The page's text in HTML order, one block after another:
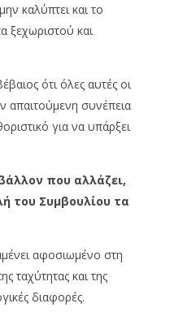
καλύπτει και το
ξεχωριστού και
ότι όλες αυτές οι
απαιτούμενη συνέπεια
για να υπάρξει
που αλλάζει,
του Συμβουλίου τα
αφοσιωμένο στη
ταχύτητας και της
διαφορές.